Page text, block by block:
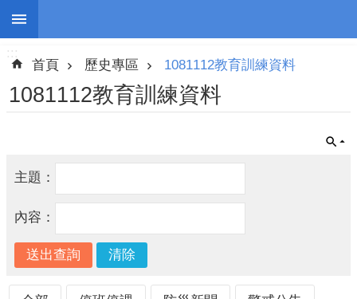
跳到主要內容區塊
進
階
尋
停
停
防
災
:::
首頁 歷史專區 1081112教育訓練資料
1081112教育訓練資料
主題：
內容：